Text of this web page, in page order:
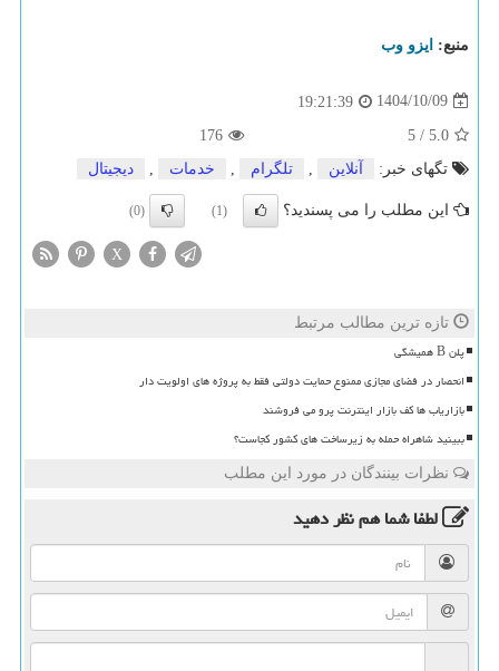
منبع: ایزو وب
1404/10/09
19:21:39
5.0
/
5
176
تگهای خبر:
آنلاین , تلگرام , خدمات , دیجیتال
این مطلب را می پسندید؟ (1)
(0)
X
تازه ترین مطالب مرتبط
پلن B همیشگی
انحصار در فضای مجازی ممنوع حمایت دولتی فقط به پروژه های اولویت دار
بازاریاب ها کف بازار اینترنت پرو می فروشند
ببینید شاهراه حمله به زیرساخت های کشور کجاست؟
نظرات بینندگان در مورد این مطلب
لطفا شما همنظر دهید